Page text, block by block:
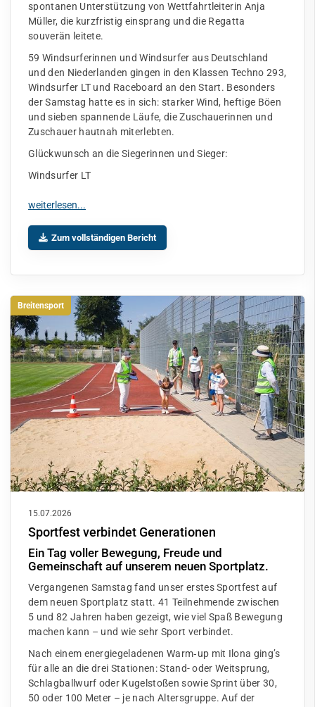
spontanen Unterstützung von Wettfahrtleiterin Anja
Müller, die kurzfristig einsprang und die Regatta
souverän leitete.
59 Windsurferinnen und Windsurfer aus Deutschland
und den Niederlanden gingen in den Klassen Techno 293,
Windsurfer LT und Raceboard an den Start. Besonders
der Samstag hatte es in sich: starker Wind, heftige Böen
und sieben spannende Läufe, die Zuschauerinnen und
Zuschauer hautnah miterlebten.
Glückwunsch an die Siegerinnen und Sieger:
Windsurfer LT
Zum vollständigen Bericht
Breitensport
15.07.2026
Sportfest verbindet Generationen
Ein Tag voller Bewegung, Freude und
Gemeinschaft auf unserem neuen Sportplatz.
Vergangenen Samstag fand unser erstes Sportfest auf
dem neuen Sportplatz statt. 41 Teilnehmende zwischen
5 und 82 Jahren haben gezeigt, wie viel Spaß Bewegung
machen kann – und wie sehr Sport verbindet.
Nach einem energiegeladenen Warm‑up mit Ilona ging’s
für alle an die drei Stationen: Stand- oder Weitsprung,
Schlagballwurf oder Kugelstoßen sowie Sprint über 30,
50 oder 100 Meter – je nach Altersgruppe. Auf der